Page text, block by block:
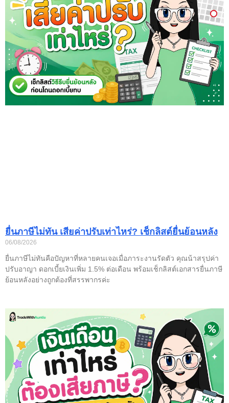
ยื่นภาษีไม่ทัน เสียค่าปรับเท่าไหร่? เช็กลิสต์ยื่นย้อนหลัง
06/08/2026
ยื่นภาษีไม่ทันคือปัญหาที่หลายคนเจอเมื่อภาระงานรัดตัว คุณน้าสรุปค่า
ปรับอาญา ดอกเบี้ยเงินเพิ่ม 1.5% ต่อเดือน พร้อมเช็กลิสต์เอกสารยื่นภาษี
ย้อนหลังอย่างถูกต้องที่สรรพากรค่ะ